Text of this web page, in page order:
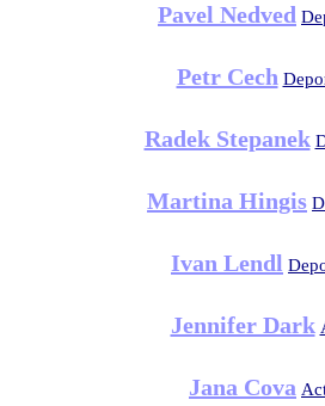
Pavel Nedved
Petr Cech
Radek Stepanek
Martina Hingis
Ivan Lendl
Jennifer Dark
Jana Cova